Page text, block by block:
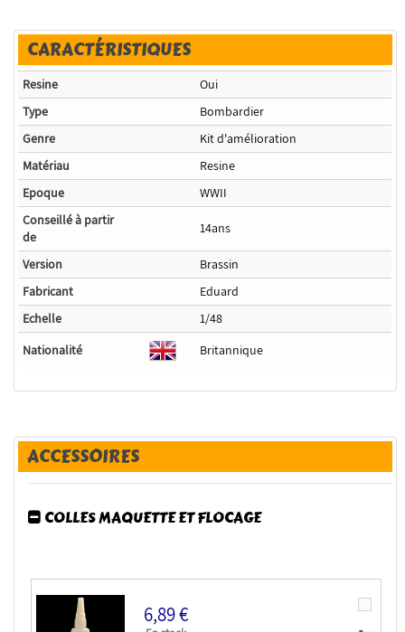
CARACTÉRISTIQUES
Resine
Oui
Type
Bombardier
Genre
Kit d'amélioration
Matériau
Resine
Epoque
WWII
Conseillé à partir
de
14ans
Version
Brassin
Fabricant
Eduard
Echelle
1/48
Nationalité
Britannique
ACCESSOIRES
COLLES MAQUETTE ET FLOCAGE
6,89 €